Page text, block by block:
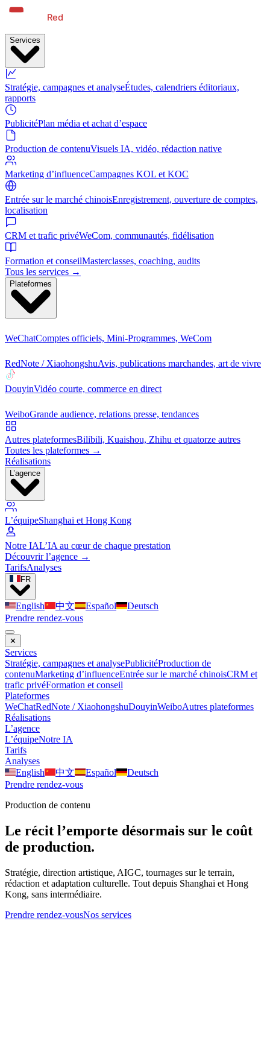
Services
Stratégie, campagnes et analyseÉtudes, calendriers éditoriaux,
rapports
PublicitéPlan média et achat d’espace
Production de contenuVisuels IA, vidéo, rédaction native
Marketing d’influenceCampagnes KOL et KOC
Entrée sur le marché chinoisEnregistrement, ouverture de comptes,
localisation
CRM et trafic privéWeCom, communautés, fidélisation
Formation et conseilMasterclasses, coaching, audits
Tous les services →
Plateformes
WeChatComptes officiels, Mini-Programmes, WeCom
RedNote / XiaohongshuAvis, publications marchandes, art de vivre
DouyinVidéo courte, commerce en direct
WeiboGrande audience, relations presse, tendances
Autres plateformesBilibili, Kuaishou, Zhihu et quatorze autres
Toutes les plateformes →
Réalisations
L’agence
L’équipeShanghai et Hong Kong
Notre IAL’IA au cœur de chaque prestation
Découvrir l’agence →
TarifsAnalyses
FR
English 中文 Español
Deutsch
Prendre rendez-vous
✕
Services
Stratégie, campagnes et analysePublicitéProduction de
contenuMarketing d’influenceEntrée sur le marché chinoisCRM et
trafic privéFormation et conseil
Plateformes
WeChatRedNote / XiaohongshuDouyinWeiboAutres plateformes
Réalisations
L’agence
L’équipeNotre IA
Tarifs
Analyses
English
中文 Español
Deutsch
Prendre rendez-vous
Production de contenu
Le récit l’emporte désormais sur le coût
de production.
Stratégie, direction artistique, AIGC, tournages sur le terrain,
rédaction et adaptation culturelle. Tout depuis Shanghai et Hong
Kong, sans intermédiaire.
Prendre rendez-vousNos services